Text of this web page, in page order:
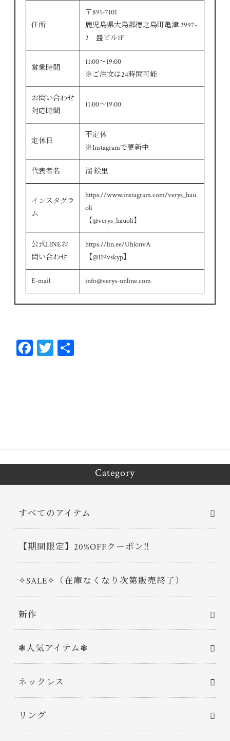
住所
〒891-7101
鹿児島県大島郡徳之島町亀津 2997-
2 盛ビル1F
営業時間
11:00～19:00
※ご注文は24時間可能
お問い合わせ
対応時間
11:00～19:00
定休日
不定休
※Instagramで更新中
代表者名 溜 絵里
インスタグラ
ム
https://www.instagram.com/verys_hau
oli
【@verys_hauoli】
公式LINEお
問い合わせ
https://lin.ee/UhlonvA
【@119vskyp】
E-mail info@verys-online.com
Fa T
Category
すべてのアイテム
【期間限定】20%OFFクーポン‼
✧SALE✧（在庫なくなり次第販売終了）
新作
❃人気アイテム❃
ネックレス
リング